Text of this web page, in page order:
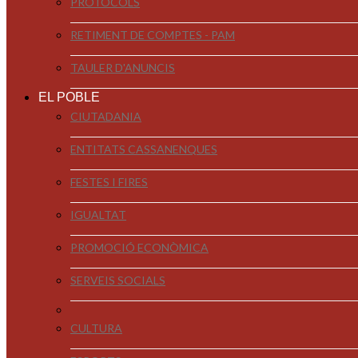
RETIMENT DE COMPTES - PAM
TAULER D'ANUNCIS
EL POBLE
CIUTADANIA
ENTITATS CASSANENQUES
FESTES I FIRES
IGUALTAT
PROMOCIÓ ECONÒMICA
SERVEIS SOCIALS
CULTURA